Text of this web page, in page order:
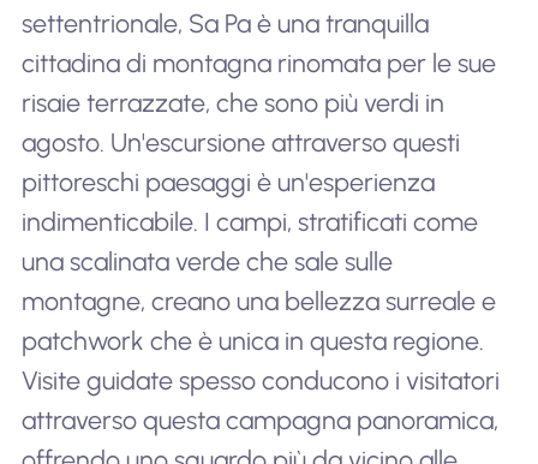
settentrionale, Sa Pa è una tranquilla
cittadina di montagna rinomata per le sue
risaie terrazzate, che sono più verdi in
agosto. Un'escursione attraverso questi
pittoreschi paesaggi è un'esperienza
indimenticabile. I campi, stratificati come
una scalinata verde che sale sulle
montagne, creano una bellezza surreale e
patchwork che è unica in questa regione.
Visite guidate spesso conducono i visitatori
attraverso questa campagna panoramica,